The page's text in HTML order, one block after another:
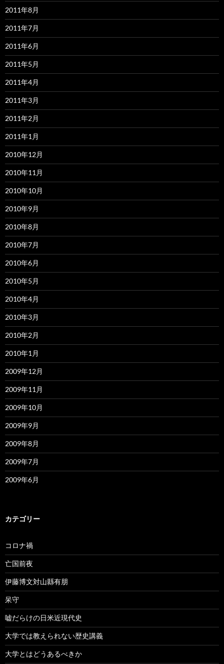
2011年8月
2011年7月
2011年6月
2011年5月
2011年4月
2011年3月
2011年2月
2011年1月
2010年12月
2010年11月
2010年10月
2010年9月
2010年8月
2010年7月
2010年6月
2010年5月
2010年4月
2010年3月
2010年2月
2010年1月
2009年12月
2009年11月
2009年10月
2009年9月
2009年8月
2009年7月
2009年6月
カテゴリー
コロナ禍
亡国前夜
伊藤博文対山縣有朋
呆守
嘘だらけの日米近現代史
大学では教えられない歴史講義
大学とはどうあるべきか